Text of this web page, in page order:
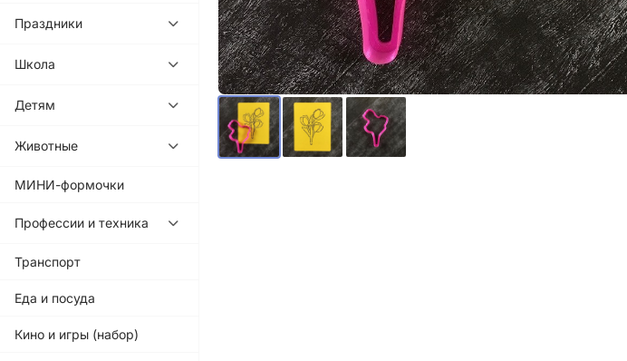
Праздники
Школа
Детям
Животные
МИНИ-формочки
Профессии и техника
Транспорт
Еда и посуда
Кино и игры (набор)